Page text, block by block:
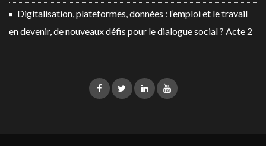
Digitalisation, plateformes, données : l’emploi et le travail
en devenir, de nouveaux défis pour le dialogue social ? Acte 2